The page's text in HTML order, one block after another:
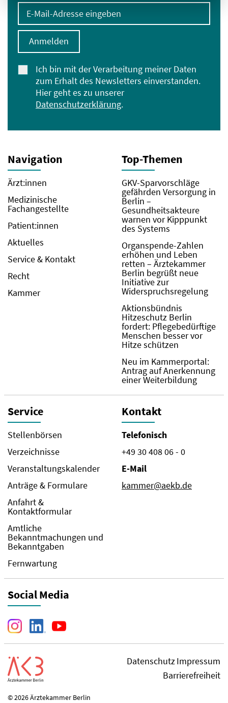
E-Mail-Adresse eingeben
Ich bin mit der Verarbeitung meiner Daten
zum Erhalt des Newsletters einverstanden.
Hier geht es zu unserer
Datenschutzerklärung.
Anmelden
Navigation
Ärzt:innen
Medizinische
Fachangestellte
Patient:innen
Aktuelles
Service & Kontakt
Recht
Kammer
Top-Themen
GKV-Sparvorschläge
gefährden Versorgung in
Berlin –
Gesundheitsakteure
warnen vor Kipppunkt
des Systems
Organspende-Zahlen
erhöhen und Leben
retten – Ärztekammer
Berlin begrüßt neue
Initiative zur
Widerspruchsregelung
Aktionsbündnis
Hitzeschutz Berlin
fordert: Pflegebedürftige
Menschen besser vor
Hitze schützen
Neu im Kammerportal:
Antrag auf Anerkennung
einer Weiterbildung
Service
Stellenbörsen
Verzeichnisse
Veranstaltungskalender
Anträge & Formulare
Anfahrt &
Kontaktformular
Amtliche
Bekanntmachungen und
Bekanntgaben
Fernwartung
Kontakt
Telefonisch
+49 30 408 06 - 0
E-Mail
kammer@aekb.de
Social Media
DatenschutzImpressum
Barrierefreiheit
© 2026 Ärztekammer Berlin